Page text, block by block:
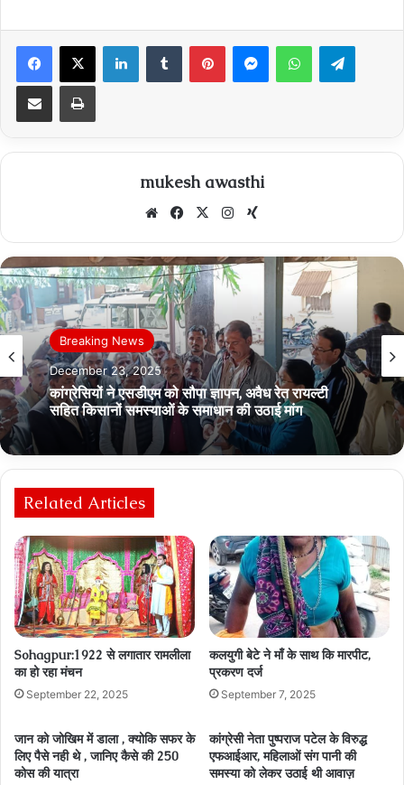
Facebook
X LinkedInTumblr PinterestMessengerWhatsApp
Share via Email Print
mukesh awasthi
WebsiteFacebook
X Instagram
Breaking News
December 23, 2025
कांग्रेसियों ने एसडीएम को सौपा ज्ञापन, अवैध रेत रायल्‍टी
सहित किसानों समस्‍याओं के समाधान की उठाई मांग
Related Articles
Sohagpur:1922 से लगातार रामलीला
का हो रहा मंचन
September 22, 2025
कलयुगी बेटे ने माँ के साथ कि मारपीट,
प्रकरण दर्ज
September 7, 2025
जान को जोखिम में डाला , क्योकि सफर के
लिए पैसे नही थे , जानिए कैसे की 250
कोस की यात्रा
कांग्रेसी नेता पुष्पराज पटेल के विरुद्ध
एफआईआर, महिलाओं संग पानी की
समस्या को लेकर उठाई थी आवाज़